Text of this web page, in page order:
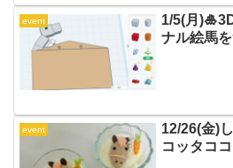
event
1/5(月
ナル絵馬
event
12/26(金)
コッタコ